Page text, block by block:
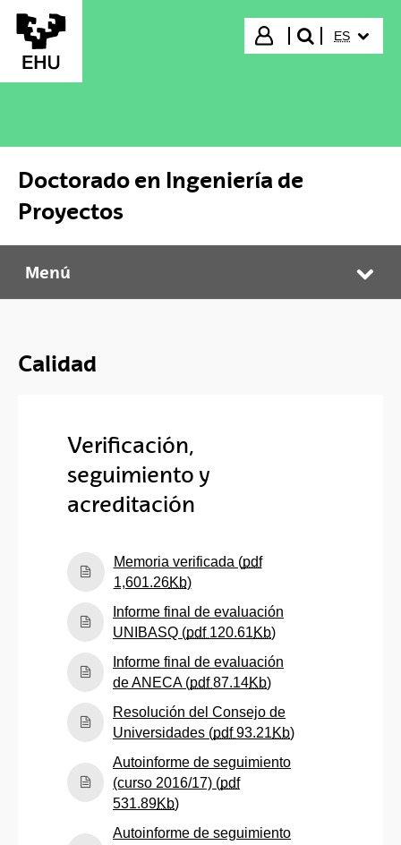
Saltar al contenido principal
Iniciar sesión
buscar"
ES
Doctorado en Ingeniería de
Proyectos
Doctorado en Ingeniería de Proyectos
Menú
Calidad
Verificación,
seguimiento y
acreditación
Memoria verificada (pdf
1,601.26Kb)(Abre una nueva ventana)
Informe final de evaluación
UNIBASQ (pdf 120.61Kb)(Abre una nueva
Informe final de evaluación
de ANECA (pdf87.14Kb)(Abre una nueva
Resolución del Consejo de
Universidades (pdf93.21Kb)(Abre una
Autoinforme de seguimiento
(curso 2016/17) (pdf
531.89Kb)(Abre una nueva ventana)
Autoinforme de seguimiento